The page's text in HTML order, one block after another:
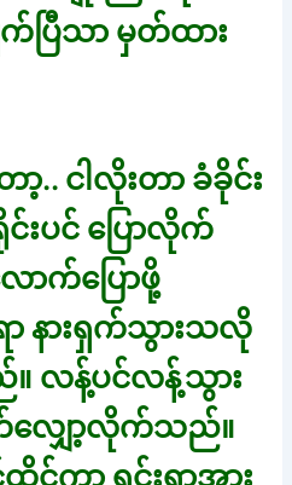
ပြီသာ မှတ်ထား
.. ငါလိုးတာ ခံခိုင်း
င်းပင် ပြောလိုက်
က်ပြောဖို့
ာ နားရှက်သွားသလို
။ လန့်ပင်လန့်သွား
လျှော့လိုက်သည်။
င်ကာ ရှင်းရာအား